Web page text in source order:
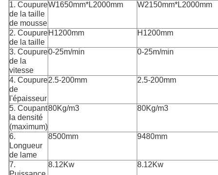
1. Coupure
de la taille
de mousse
W1650mm*L2000mm W2150mm*L2000mm
2. Coupure
de la taille
H1200mm H1200mm
3. Coupure
de la
vitesse
0-25m/min 0-25m/min
4. Coupure
de
l'épaisseur
2.5-200mm 2.5-200mm
5. Coupant
la densité
(maximum)
80Kg/m3 80Kg/m3
6.
Longueur
de lame
8500mm 9480mm
7.
8.12Kw 8.12Kw